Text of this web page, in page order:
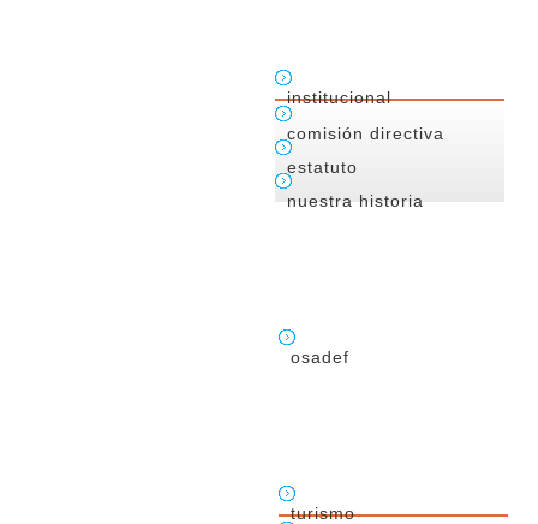
institucional
comisión directiva
estatuto
nuestra historia
osadef
turismo